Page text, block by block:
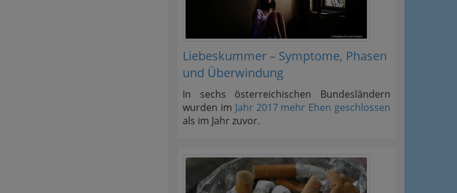
Liebeskummer – Symptome, Phasen
und Überwindung
In sechs österreichischen Bundesländern
wurden im Jahr 2017 mehr Ehen geschlossen
als im Jahr zuvor.